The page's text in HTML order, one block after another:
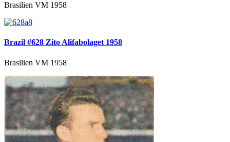
Brasilien VM 1958
Brazil #628 Zito Alifabolaget 1958
Brasilien VM 1958